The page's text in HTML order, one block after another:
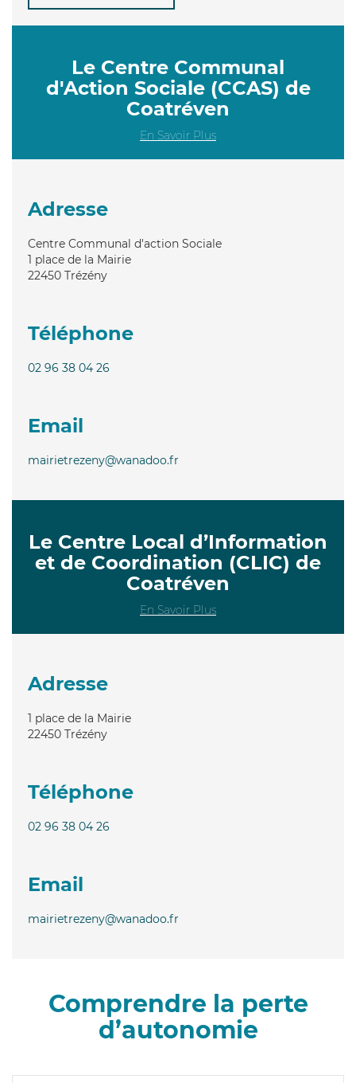
Le Centre Communal
d'Action Sociale (CCAS) de
Coatréven
En Savoir Plus
Adresse
Centre Communal d'action Sociale
1 place de la Mairie
22450 Trézény
Téléphone
02 96 38 04 26
Email
mairietrezeny@wanadoo.fr
Le Centre Local d’Information
et de Coordination (CLIC) de
Coatréven
En Savoir Plus
Adresse
1 place de la Mairie
22450 Trézény
Téléphone
02 96 38 04 26
Email
mairietrezeny@wanadoo.fr
Comprendre la perte
d’autonomie